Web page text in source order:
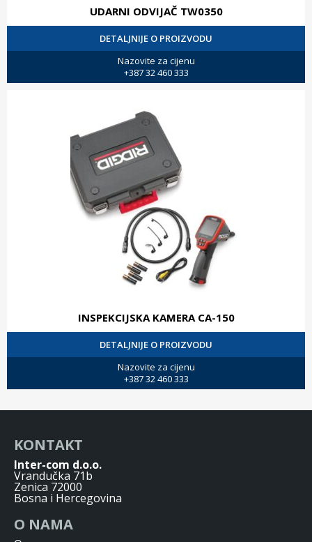
UDARNI ODVIJAČ TW0350
DETALJNIJE O PROIZVODU
Nazovite za cijenu
+387 32 460 333
INSPEKCIJSKA KAMERA CA-150
DETALJNIJE O PROIZVODU
Nazovite za cijenu
+387 32 460 333
KONTAKT
Inter-com d.o.o.
Vrandučka 71b
Zenica 72000
Bosna i Hercegovina
O NAMA